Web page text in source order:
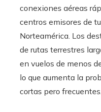
conexiones aéreas
centros emisores de
Norteamérica. Los
de rutas terrestres
en vuelos de menos
lo que aumenta la
cortas pero frecuentes.